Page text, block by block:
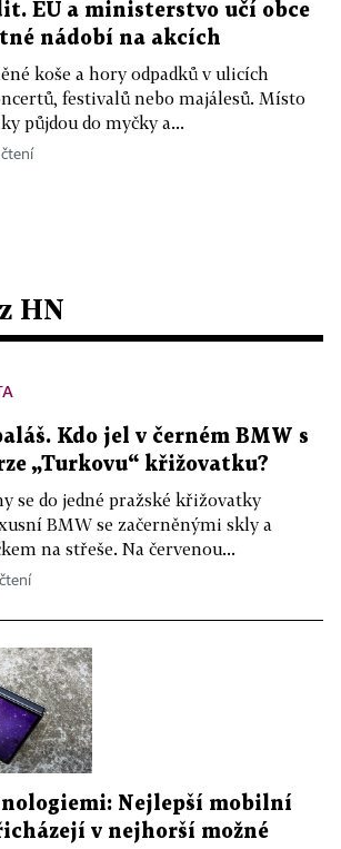
EU a ministerstvo učí obce
nádobí na akcích
koše a hory odpadků v ulicích
festivalů nebo majálesů. Místo
půjdou do myčky a...
HN
Kdo jel v černém BMW s
„Turkovu“ křižovatku?
se do jedné pražské křižovatky
BMW se začerněnými skly a
na střeše. Na červenou...
Nejlepší mobilní
v nejhorší možné